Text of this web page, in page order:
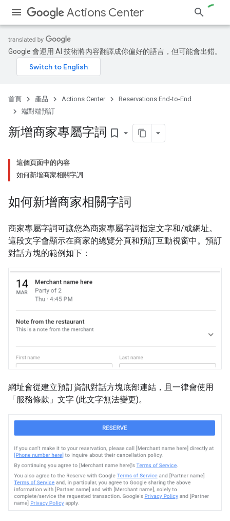
Actions Center
Google 會運用 AI 技術將內容翻譯成你偏好的語言，但可能會出錯。
首頁 產品 Actions Center
Reservations End-to-End
端對端預訂
新增商家專屬字詞 bookmark_border
這個頁面中的內容
如何新增商家相關字詞
如何新增商家相關字詞
商家專屬字詞可讓您為商家專屬字詞指定文字和/或網址。
這段文字會顯示在商家的總覽分頁和預訂互動視窗中。預訂
對話方塊的範例如下：
網址會從建立預訂資訊對話方塊底部連結，且一律會使用
「服務條款」文字 (此文字無法變更)。